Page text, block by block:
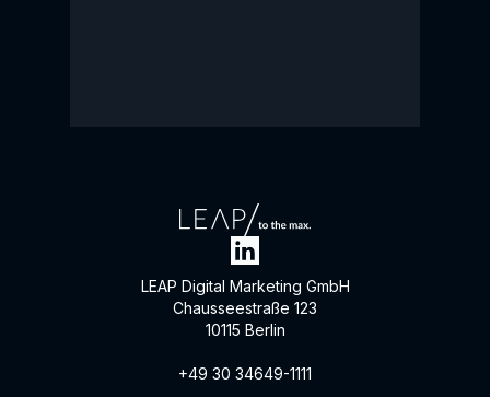
LEAP Digital Marketing GmbH
Chausseestraße 123
10115 Berlin
+49 30 34649-1111